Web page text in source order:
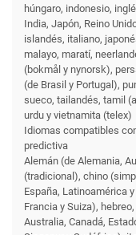
húngaro, indonesio,
India, Japón, Reino
islandés, italiano,
malayo, maratí,
(bokmål y nynorsk),
(de Brasil y Portugal),
sueco, tailandés, tamil
urdu y vietnamita (telex)
Idiomas compatibles
predictiva
Alemán (de Alemania,
(tradicional), chino
España, Latinoamérica
Francia y Suiza),
Australia, Canadá,